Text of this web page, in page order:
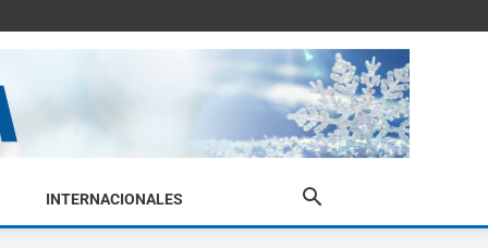
INTERNACIONALES